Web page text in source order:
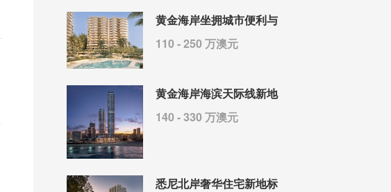
黄金海岸坐拥城市便利与
110 - 250 万澳元
黄金海岸海滨天际线新地
140 - 330 万澳元
悉尼北岸奢华住宅新地标